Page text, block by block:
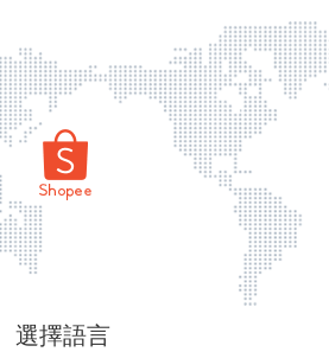
頁面無法顯示
選擇語言